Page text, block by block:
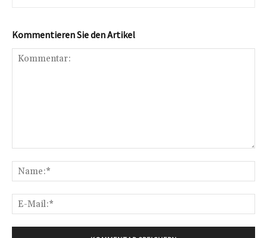
Kommentieren Sie den Artikel